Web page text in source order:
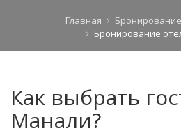
Главная
Бронирование
Как выбрать
Манали?